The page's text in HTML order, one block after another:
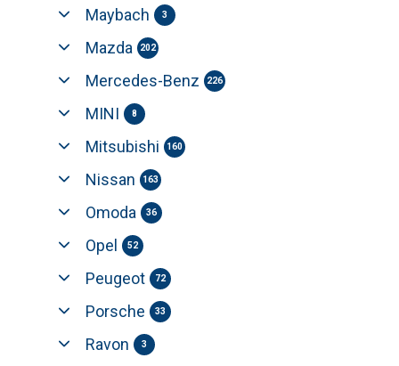
Maybach 3
Mazda 202
Mercedes-Benz 226
MINI 8
Mitsubishi 160
Nissan 163
Omoda 36
Opel 52
Peugeot 72
Porsche 33
Ravon 3